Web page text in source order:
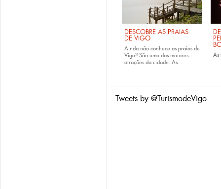
DESCOBRE AS PRAIAS
DE VIGO
Ainda não conhece as praias de
Vigo? São uma das maiores
atrações da cidade. As...
As
Tweets by @TurismodeVigo